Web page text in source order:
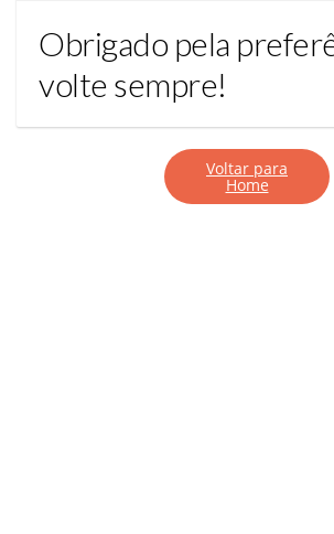
Obrigado pela
volte sempre!
Voltar para
Home